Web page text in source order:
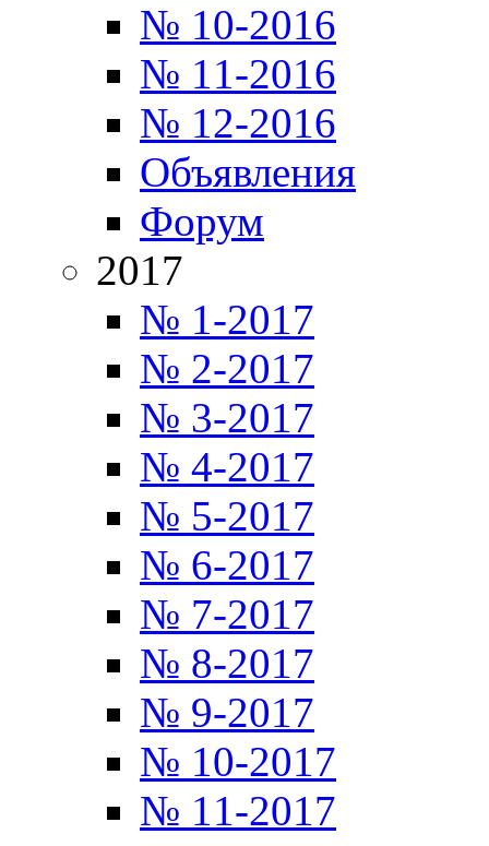
№ 10-2016
№ 11-2016
№ 12-2016
Объявления
Форум
2017
№ 1-2017
№ 2-2017
№ 3-2017
№ 4-2017
№ 5-2017
№ 6-2017
№ 7-2017
№ 8-2017
№ 9-2017
№ 10-2017
№ 11-2017